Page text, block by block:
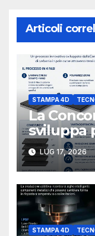
Articoli
STAMPA 4D
La
sviluppa
verticali
LUG 17, 2026
STAMPA 4D